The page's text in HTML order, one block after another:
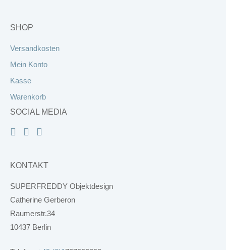
SHOP
Versandkosten
Mein Konto
Kasse
Warenkorb
SOCIAL MEDIA
KONTAKT
SUPERFREDDY Objektdesign
Catherine Gerberon
Raumerstr.34
10437 Berlin